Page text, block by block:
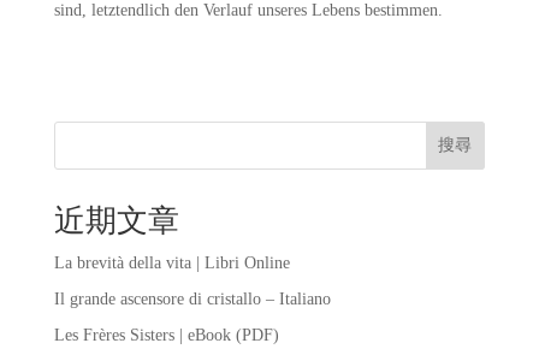
sind, letztendlich den Verlauf unseres Lebens bestimmen.
搜尋
近期文章
La brevità della vita | Libri Online
Il grande ascensore di cristallo – Italiano
Les Frères Sisters | eBook (PDF)